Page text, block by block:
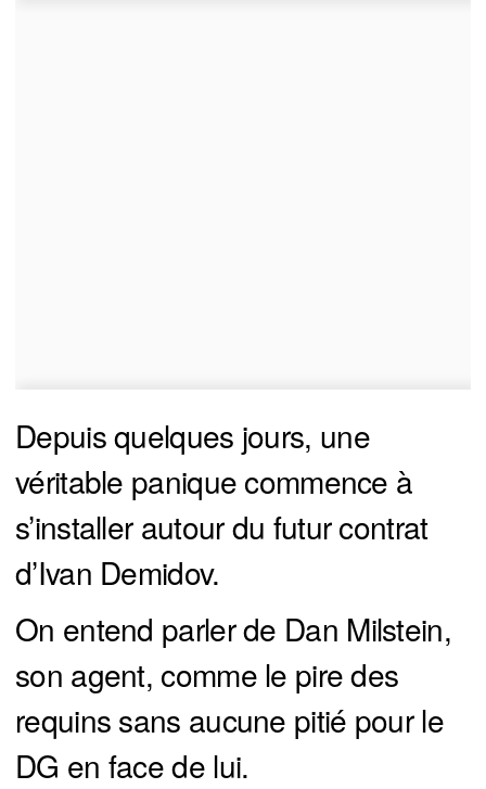
Depuis quelques jours, une
véritable panique commence à
s’installer autour du futur contrat
d’Ivan Demidov.
On entend parler de Dan Milstein,
son agent, comme le pire des
requins sans aucune pitié pour le
DG en face de lui.